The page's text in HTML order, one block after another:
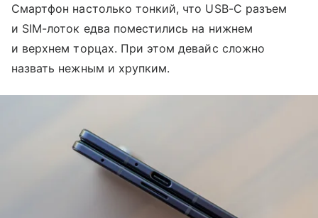
Смартфон настолько тонкий, что USB-C разъем
и SIM-лоток едва поместились на нижнем
и верхнем торцах. При этом девайс сложно
назвать нежным и хрупким.